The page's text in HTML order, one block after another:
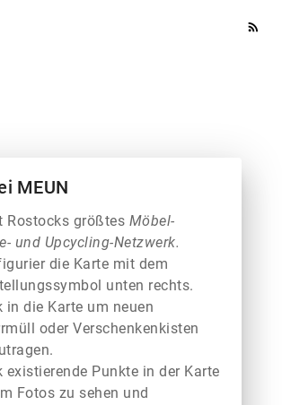
rss_feed
MEUN
Rostocks größtes Möbel-
und Upcycling-Netzwerk.
die Karte mit dem
unten rechts.
in die Karte um neuen
oder Verschenkenkisten
existierende Punkte in der Karte
Fotos zu sehen und